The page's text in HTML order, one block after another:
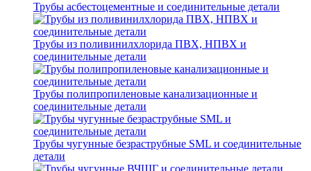
Трубы асбестоцементные и соединительные детали
Трубы из поливинилхлорида ПВХ, НПВХ и
соединительные детали
Трубы полипропиленовые канализационные и
соединительные детали
Трубы чугунные безраструбные SML и соединительные
детали